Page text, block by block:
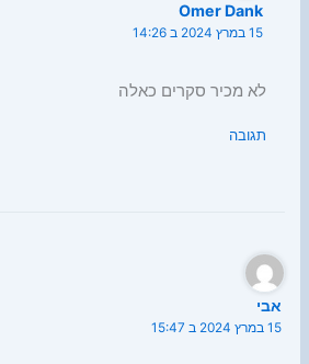
Omer Dank
15 במרץ 2024 ב 14:26
לא מכיר סקרים כאלה
תגובה
אבי
15 במרץ 2024 ב 15:47